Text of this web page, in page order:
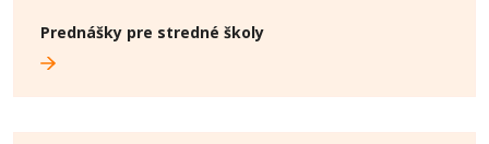
Prednášky pre stredné školy